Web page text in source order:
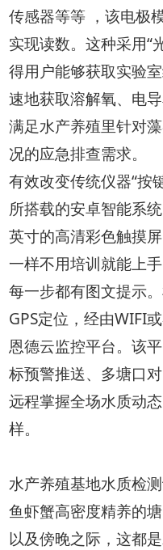
传感器等等 ，该电极
实现读数。这种采用“
得用户能够获取实验
速地获取溶解氧、电
满足水产养殖里针对
况的应急排查需求。
有效改变传统仪器“按
所搭载的安卓智能系
英寸的高清彩色触摸
一样不用培训就能上
每一步都有图文提示
GPS定位，经由WIFI
恩德云监控平台。该
标预警推送、多塘口
远程掌握全场水质动
样。
水产养殖基地水质检
鱼虾蟹高密度精养的
以及傍晚之际，这都